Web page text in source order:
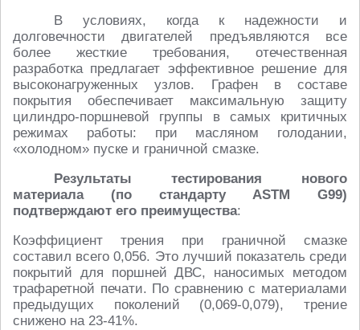
В условиях, когда к надежности и
долговечности двигателей предъявляются все
более жесткие требования, отечественная
разработка предлагает эффективное решение для
высоконагруженных узлов. Графен в составе
покрытия обеспечивает максимальную защиту
цилиндро-поршневой группы в самых критичных
режимах работы: при масляном голодании,
«холодном» пуске и граничной смазке.
Результаты тестирования нового
материала (по стандарту ASTM G99)
подтверждают его преимущества:
Коэффициент трения при граничной смазке
составил всего 0,056. Это лучший показатель среди
покрытий для поршней ДВС, наносимых методом
трафаретной печати. По сравнению с материалами
предыдущих поколений (0,069-0,079), трение
снижено на 23-41%.